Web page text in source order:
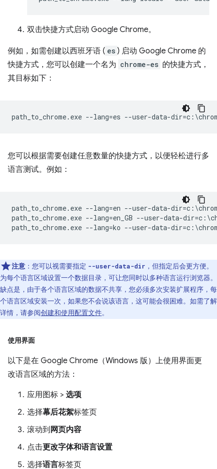
双击快捷方式启动 Google Chrome。
例如，如需创建以西班牙语 ( es ) 启动 Google Chrome 的
快捷方式，您可以创建一个名为 chrome-es 的快捷方式，
其目标如下：
您可以根据需要创建任意数量的快捷方式，以便轻松进行多
语言测试。例如：
path_to_chrome.exe --lang=en --user-data-
path_to_chrome.exe --lang=en_GB --user-data-
注意 ：您可以视需要指定 --user-data-dir ，但指定后会更方便。
为每个语言区域设置一个数据目录，可让您同时以多种语言运行浏览器。
缺点是，由于各个语言区域的数据不共享，您必须多次安装扩展程序，每
个语言区域安装一次，如果您不会说该语言，这可能会很困难。如需了解
详情，请参阅创建和使用配置文件。
使用界面
以下是在 Google Chrome（Windows 版）上使用界面更
改语言区域的方法：
应用图标 > 选项
选择幕后花絮标签页
滚动到 网页内容
点击更改字体和语言设置
选择语言标签页